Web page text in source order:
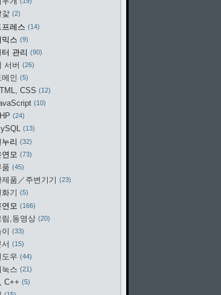
갗 2
레스 14
믹스 9
터 관리 90
서버 26
메인 5
CSS 12
10
24
13
리 32
연모 73
품 45
제품／주변기기 23
화기 5
연모 166
림,동영상 20
이 33
서 15
도우 44
눅스 21
C++ 5